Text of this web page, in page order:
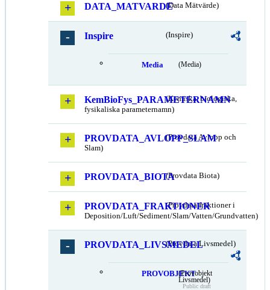
DATA_MATVARDE(Data Mätvärde)
Inspire (Inspire)
Media (Media)
KemBioFys_PARAMETERNAMN
(Kemiska, biologiska,
fysikaliska parameternamn)
PROVDATA_AVLOPP_SLAM
(Provdata Avlopp och
Slam)
PROVDATA_BIOTA(Provdata Biota)
PROVDATA_FRAKTIONER
(Provdata fraktioner i
Deposition/Luft/Sediment/Slam/Vatten/Grundvatten)
PROVDATA_LIVSMEDEL
(Provdata Livsmedel)
PROVOBJEKT(Provobjekt
Livsmedel)
Public draft